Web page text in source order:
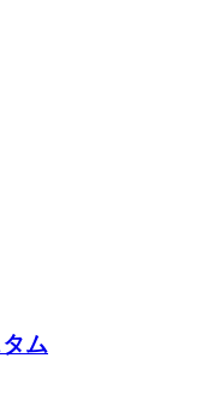
ム